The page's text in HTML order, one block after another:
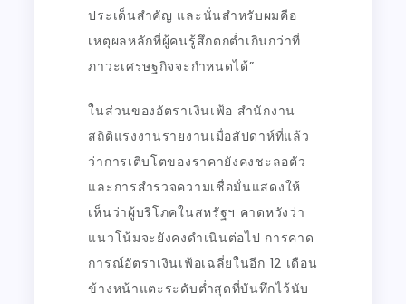
ประเด็นสำคัญ และนั่นสำหรับผมคือ
เหตุผลหลักที่ผู้คนรู้สึกตกต่ำเกินกว่าที่
ภาวะเศรษฐกิจจะกำหนดได้”
ในส่วนของอัตราเงินเฟ้อ สำนักงาน
สถิติแรงงานรายงานเมื่อสัปดาห์ที่แล้ว
ว่าการเติบโตของราคายังคงชะลอตัว
และการสำรวจความเชื่อมั่นแสดงให้
เห็นว่าผู้บริโภคในสหรัฐฯ คาดหวังว่า
แนวโน้มจะยังคงดำเนินต่อไป การคาด
การณ์อัตราเงินเฟ้อเฉลี่ยในอีก 12 เดือน
ข้างหน้าแตะระดับต่ำสุดที่บันทึกไว้นับ